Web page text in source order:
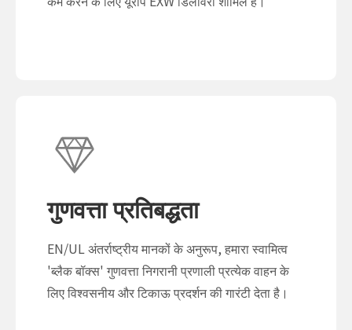
गुणवत्ता प्रतिबद्धता
EN/UL अंतर्राष्ट्रीय मानकों के अनुरूप, हमारा स्वामित्व
'ब्लैक बॉक्स' गुणवत्ता निगरानी प्रणाली प्रत्येक वाहन के
लिए विश्वसनीय और टिकाऊ प्रदर्शन की गारंटी देता है।